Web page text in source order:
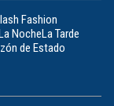
Fashion
NocheLa Tarde
de Estado